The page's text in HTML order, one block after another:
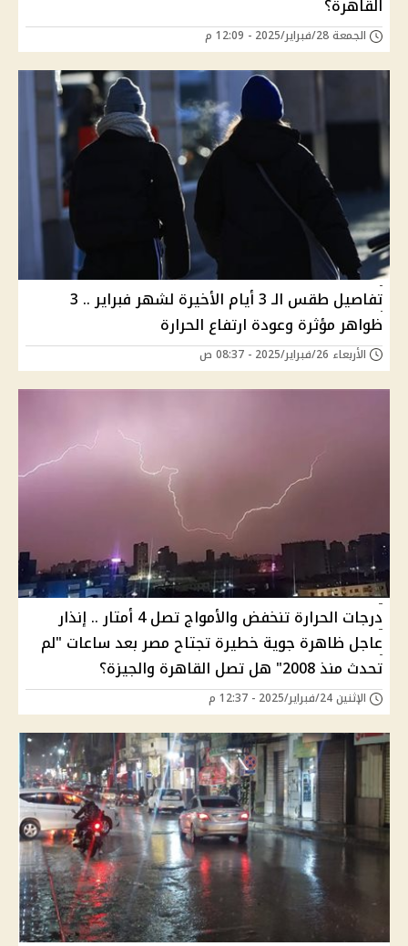
القاهرة؟
الجمعة 28/فبراير/2025 - 12:09 م
تفاصيل طقس الـ 3 أيام الأخيرة لشهر فبراير .. 3
ظواهر مؤثرة وعودة ارتفاع الحرارة
الأربعاء 26/فبراير/2025 - 08:37 ص
درجات الحرارة تنخفض والأمواج تصل 4 أمتار .. إنذار
عاجل ظاهرة جوية خطيرة تجتاح مصر بعد ساعات "لم
تحدث منذ 2008" هل تصل القاهرة والجيزة؟
الإثنين 24/فبراير/2025 - 12:37 م